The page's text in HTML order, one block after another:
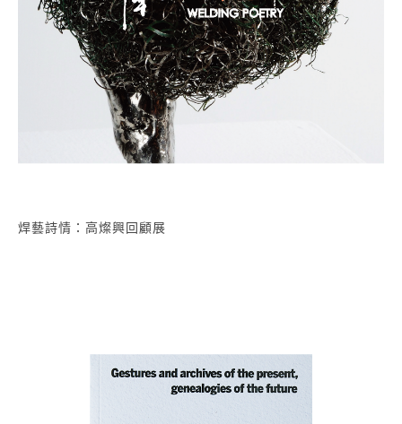
焊藝詩情：高燦興回顧展